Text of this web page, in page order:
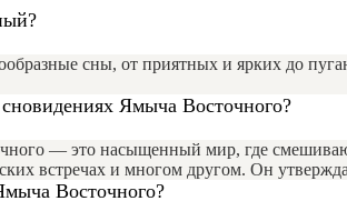
сны, от приятных и ярких до
Ямыча Восточного?
— это насыщенный мир, где
встречах и многом другом. Он
Восточного?